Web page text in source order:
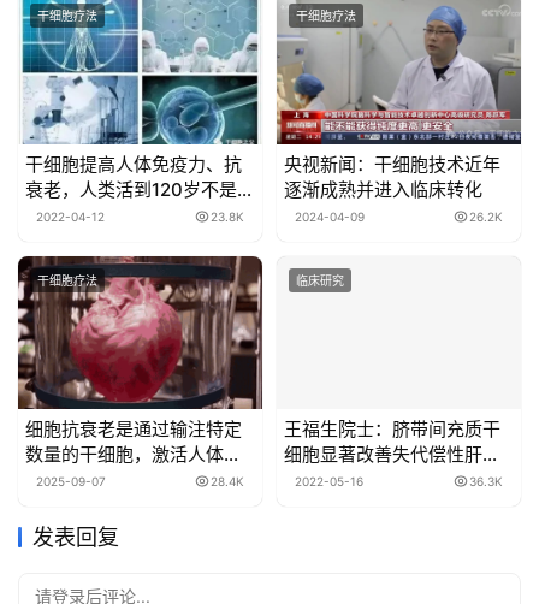
干细胞疗法
干细胞提高人体免疫力、抗
衰老，人类活到120岁不是
梦！
2022-04-12 23.8K
干细胞疗法
央视新闻：干细胞技术近年
逐渐成熟并进入临床转化
2024-04-09 26.2K
干细胞疗法
细胞抗衰老是通过输注特定
数量的干细胞，激活人体自
身的“自愈功能”
2025-09-07 28.4K
临床研究
王福生院士：脐带间充质干
细胞显著改善失代偿性肝硬
化的肝功能，提高长期生存
2022-05-16 36.3K
发表回复
请登录后评论...